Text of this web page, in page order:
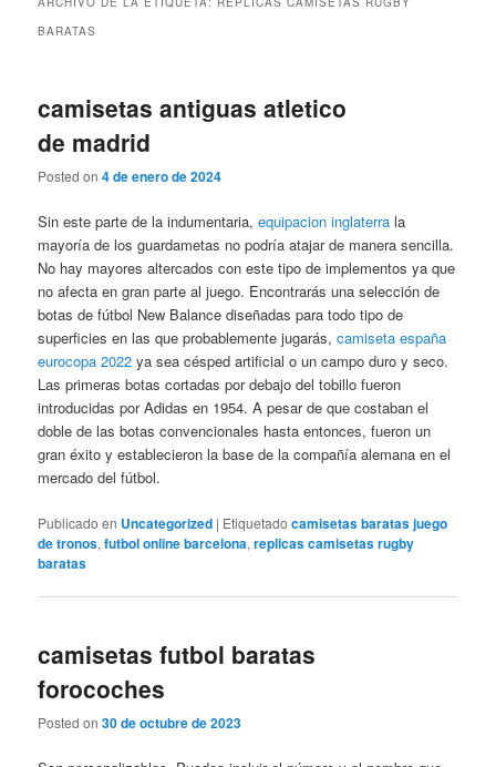
BARATAS
camisetas antiguas atletico
de madrid
Posted on4 de enero de 2024
Sin este parte de la indumentaria,equipacion inglaterra la
mayoría de los guardametas no podría atajar de manera sencilla.
No hay mayores altercados con este tipo de implementos ya que
no afecta en gran parte al juego. Encontrarás una selección de
botas de fútbol New Balance diseñadas para todo tipo de
superficies en las que probablemente jugarás,camiseta españa
eurocopa 2022 ya sea césped artificial o un campo duro y seco.
Las primeras botas cortadas por debajo del tobillo fueron
introducidas por Adidas en 1954. A pesar de que costaban el
doble de las botas convencionales hasta entonces, fueron un
gran éxito y establecieron la base de la compañía alemana en el
mercado del fútbol.
Publicado en Uncategorized | Etiquetado camisetas baratas juego
de tronos,futbol online barcelona,replicas camisetas rugby
baratas
camisetas futbol baratas
forocoches
Posted on30 de octubre de 2023